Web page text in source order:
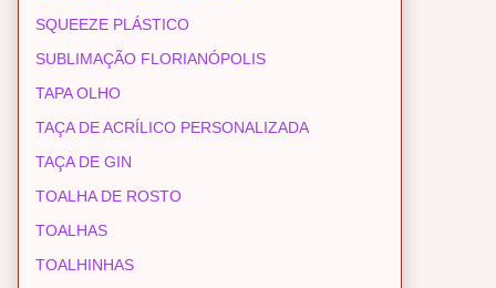
SQUEEZE PLÁSTICO
SUBLIMAÇÃO FLORIANÓPOLIS
TAPA OLHO
TAÇA DE ACRÍLICO PERSONALIZADA
TAÇA DE GIN
TOALHA DE ROSTO
TOALHAS
TOALHINHAS